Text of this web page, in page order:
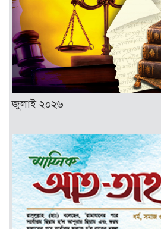
জুলাই ২০২৬